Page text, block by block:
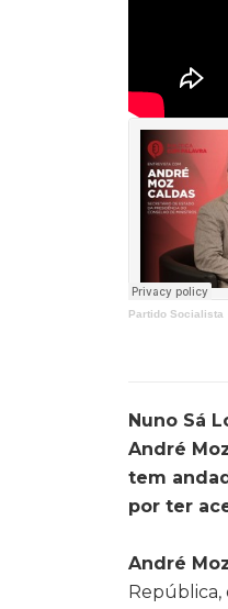
Partido Socialista
Nuno Sá
André
tem
por ter
André